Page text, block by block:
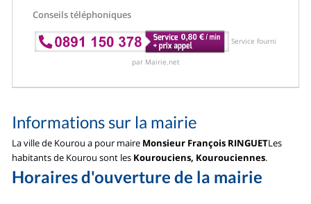
Conseils téléphoniques
Service fourni
par Mairie.net
Informations sur la mairie
La ville de Kourou a pour maire Monsieur François RINGUETLes
habitants de Kourou sont les Kourouciens, Kourouciennes.
Horaires d'ouverture de la mairie